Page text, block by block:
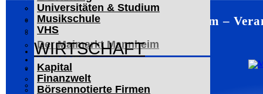
Universitäten & Studium
Musikschule
VHS
WIRTSCHAFT
Kapital
Finanzwelt
Börsennotierte Firmen
Der Mannheimer Wasserturm
Das Technoseum Mannheim
Die Alte Feuerwache
Der Maimarkt Mannheim
LESERBRIEFE
ARCHIV
Das Neueste
Mannheim –